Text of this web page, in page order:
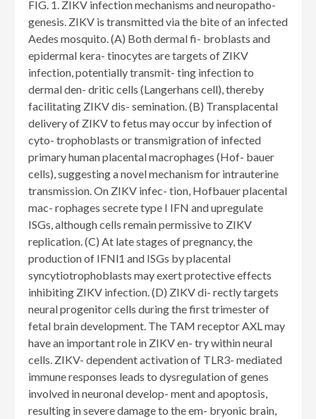
FIG. 1. ZIKV infection mechanisms and neuropatho-
genesis. ZIKV is transmitted via the bite of an infected
Aedes mosquito. (A) Both dermal fi- broblasts and
epidermal kera- tinocytes are targets of ZIKV
infection, potentially transmit- ting infection to
dermal den- dritic cells (Langerhans cell), thereby
facilitating ZIKV dis- semination. (B) Transplacental
delivery of ZIKV to fetus may occur by infection of
cyto- trophoblasts or transmigration of infected
primary human placental macrophages (Hof- bauer
cells), suggesting a novel mechanism for intrauterine
transmission. On ZIKV infec- tion, Hofbauer placental
mac- rophages secrete type I IFN and upregulate
ISGs, although cells remain permissive to ZIKV
replication. (C) At late stages of pregnancy, the
production of IFNl1 and ISGs by placental
syncytiotrophoblasts may exert protective effects
inhibiting ZIKV infection. (D) ZIKV di- rectly targets
neural progenitor cells during the first trimester of
fetal brain development. The TAM receptor AXL may
have an important role in ZIKV en- try within neural
cells. ZIKV- dependent activation of TLR3- mediated
immune responses leads to dysregulation of genes
involved in neuronal develop- ment and apoptosis,
resulting in severe damage to the em- bryonic brain,